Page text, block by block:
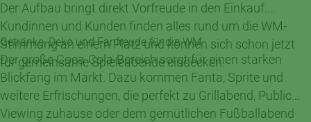
Der Aufbau bringt direkt Vorfreude in den Einkauf.
Kundinnen und Kunden finden alles rund um die WM-
Stimmung an einem Platz und können sich schon jetzt
für gemeinsame Spieleabende eindecken.
Getränke, Deko und Fanfreude für die WM
Der große Coca-Cola-Bereich sorgt für einen starken
Blickfang im Markt. Dazu kommen Fanta, Sprite und
weitere Erfrischungen, die perfekt zu Grillabend, Public
Viewing zuhause oder dem gemütlichen Fußballabend